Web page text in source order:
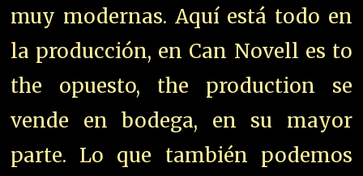
muy modernas. Aquí está todo en
la producción, en Can Novell es to
the opuesto, the production se
vende en bodega, en su mayor
parte. Lo que también podemos